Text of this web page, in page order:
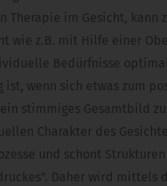
im Gesicht, kann
wie z.B. mit Hilfe einer
Bedürfnisse
wenn sich etwas zum
Gesamtbild zu
Charakter des
und schont
Daher wird mittels